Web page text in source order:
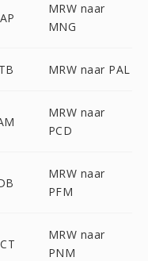
MRW naar
MNG
MRW naar PAL
MRW naar
PCD
MRW naar
PFM
MRW naar
PNM